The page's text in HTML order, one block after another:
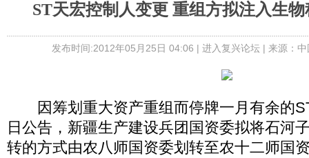
ST天宏控制人变更 重组方拟注入生
发布时间:2012年05月25日 04:06 | 进入复兴论坛| 来源：
因筹划重大资产重组而停牌一月有余的
日公告，新疆生产建设兵团国资委拟将石河
转的方式由农八师国资委划转至农十二师国